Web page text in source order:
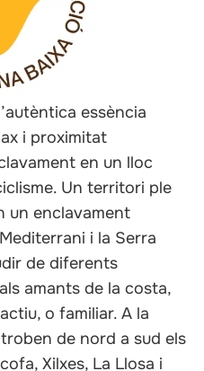
essència
i proximitat
en un lloc
Un territori ple
un enclavament
i la Serra
de diferents
amants de la costa,
o familiar. A la
de nord a sud els
Xilxes, La Llosa i